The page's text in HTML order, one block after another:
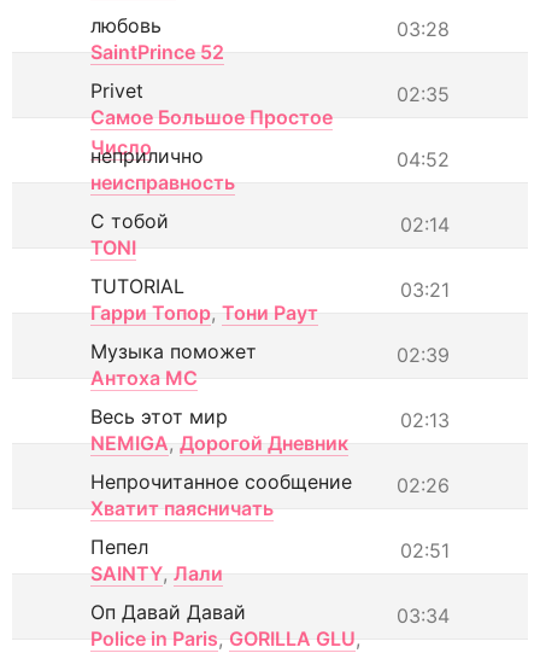
03:28
любовь
SaintPrince 52
02:35
Privet
Самое Большое Простое
Число
04:52
неприлично
неисправность
02:14
С тобой
TONI
03:21
TUTORIAL
Гарри Топор, Тони Раут
02:39
Музыка поможет
Антоха МС
02:13
Весь этот мир
NEMIGA, Дорогой Дневник
02:26
Непрочитанное сообщение
Хватит паясничать
02:51
Пепел
SAINTY, Лали
03:34
Оп Давай Давай
Police in Paris, GORILLA GLU,